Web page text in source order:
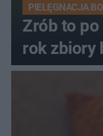
PIELĘGNACJA
Zrób to po
rok zbiory